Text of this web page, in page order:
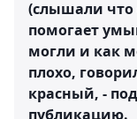
(слышали что
помогает
могли и как
плохо,
красный, -
публикацию.